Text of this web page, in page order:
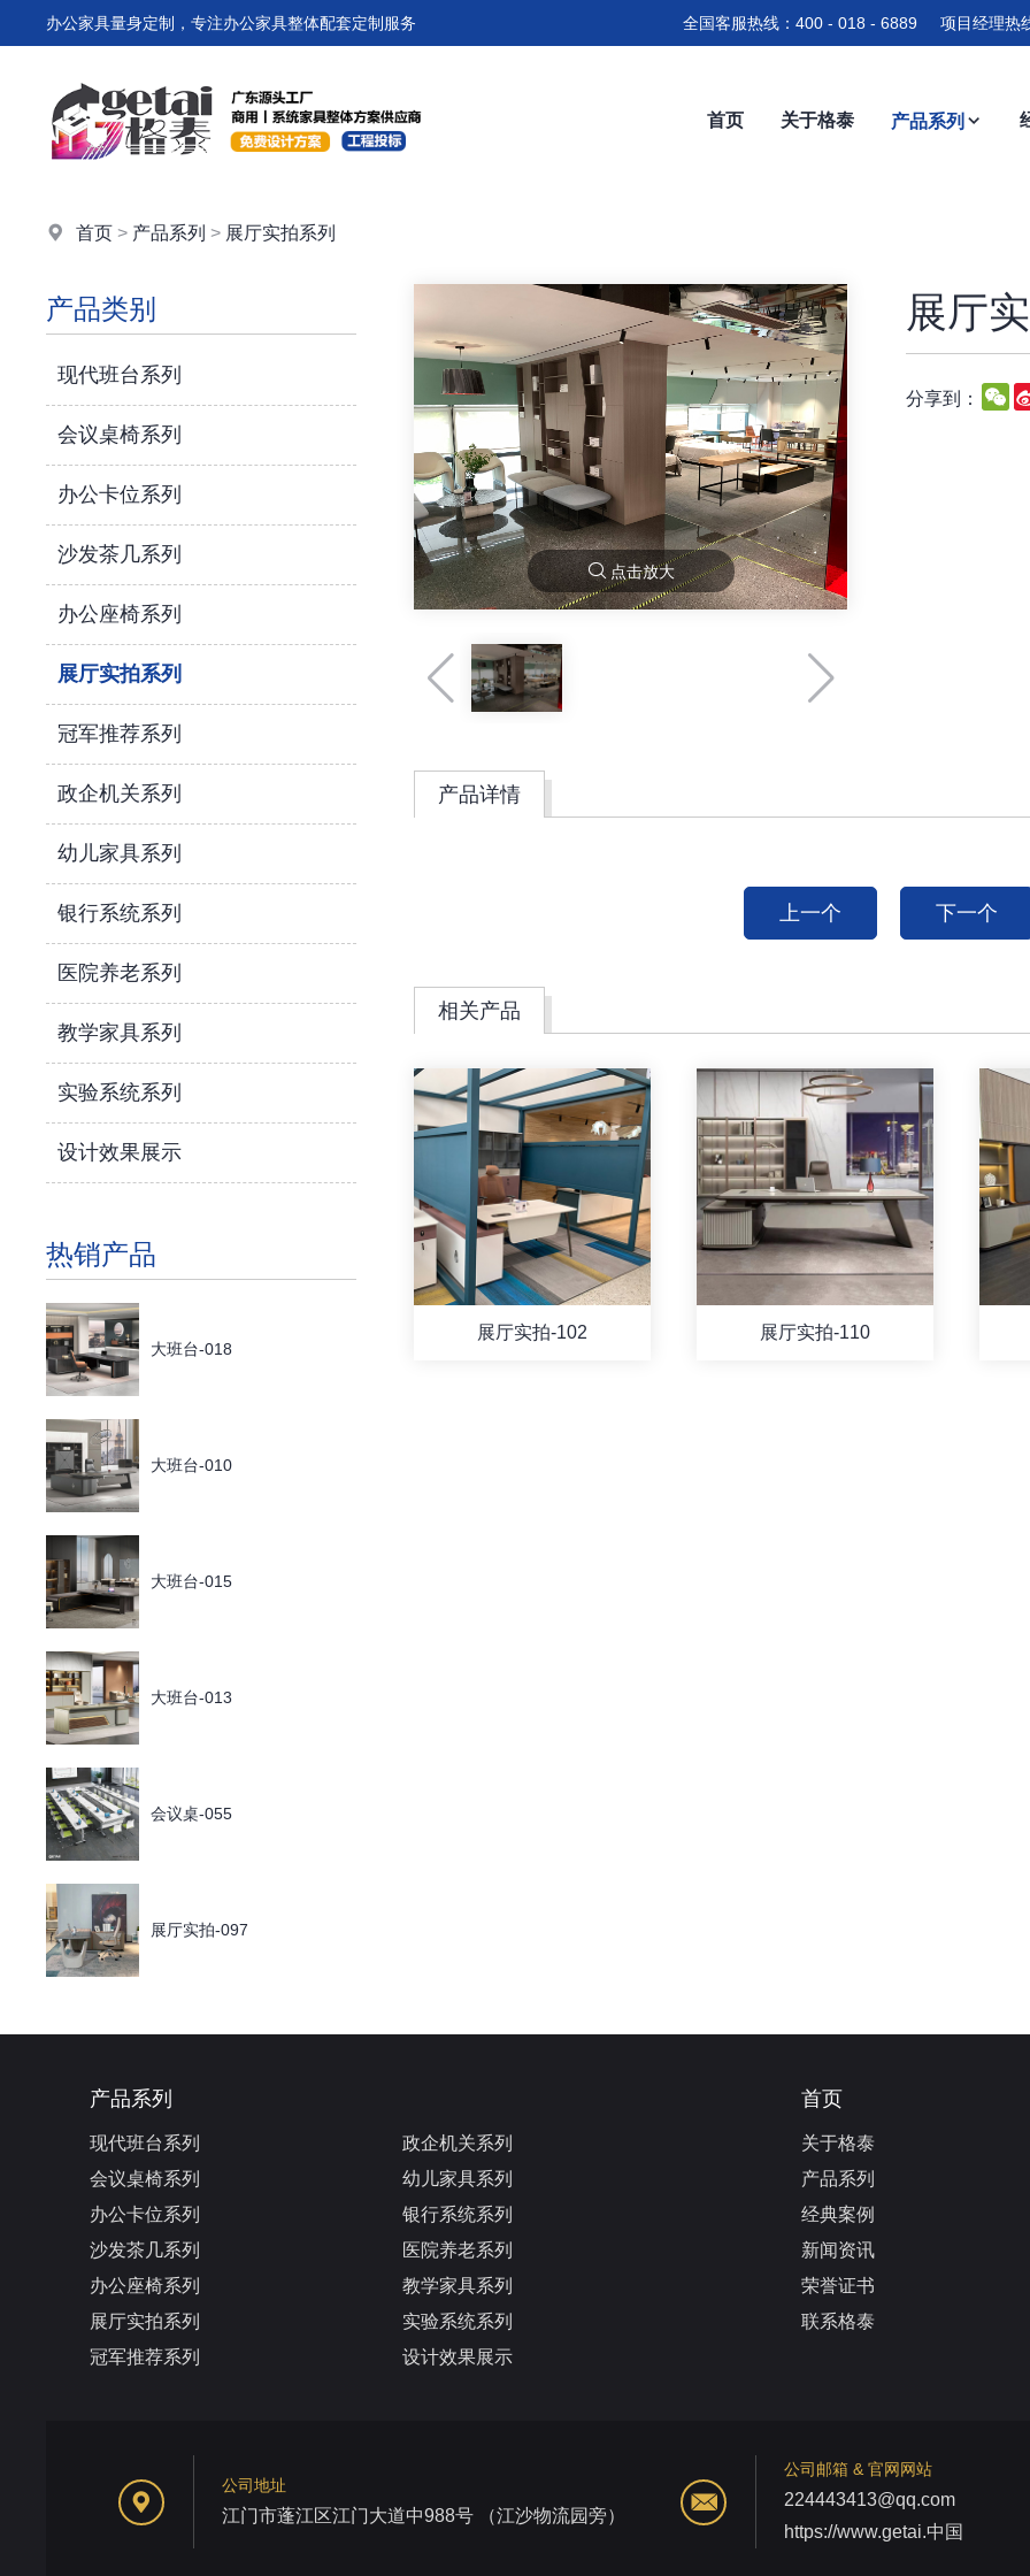
办公家具量身定制，专注办公家具整体配套定制服务
首页 关于格泰 产品系列
全国客服热线：400 - 018 - 6889 项目经理热
首页 > 产品系列 > 展厅实拍系列
产品类别
现代班台系列
会议桌椅系列
办公卡位系列
沙发茶几系列
办公座椅系列
展厅实拍系列
冠军推荐系列
政企机关系列
幼儿家具系列
银行系统系列
医院养老系列
教学家具系列
实验系统系列
设计效果展示
热销产品
大班台-018
大班台-010
大班台-015
大班台-013
会议桌-055
展厅实拍-097
点击放大
展厅
分享到：
产品详情
上一个 下一个
相关产品
展厅实拍-102 展厅实拍-110
产品系列
现代班台系列
会议桌椅系列
办公卡位系列
沙发茶几系列
办公座椅系列
展厅实拍系列
冠军推荐系列
政企机关系列
幼儿家具系列
银行系统系列
医院养老系列
教学家具系列
实验系统系列
设计效果展示
首页
关于格泰
产品系列
经典案例
新闻资讯
荣誉证书
联系格泰
公司地址
江门市蓬江区江门大道中988号 （江沙物流园旁）
公司邮箱 & 官网网站
224443413@qq.com
https://www.getai.中国